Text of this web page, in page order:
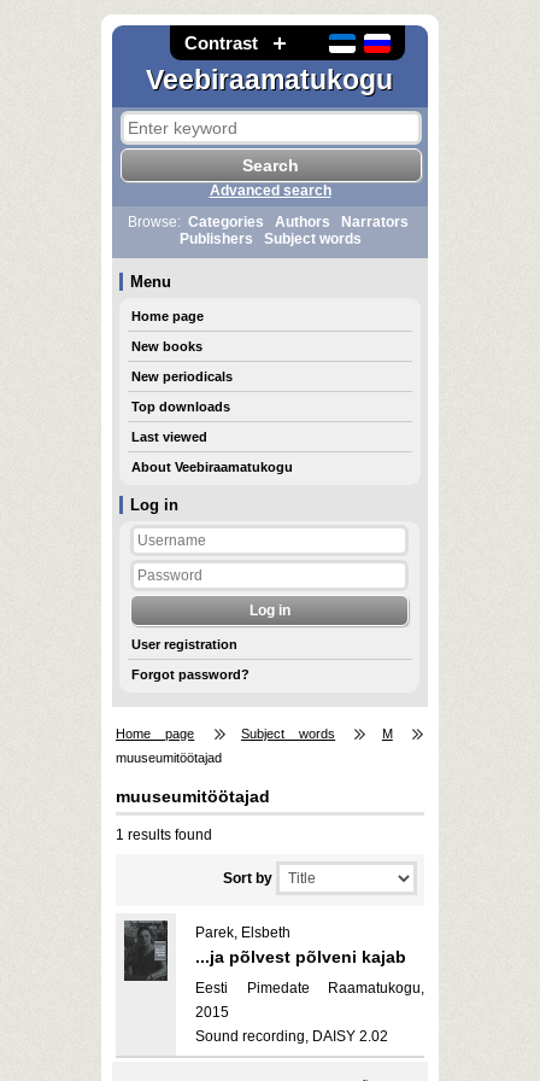
Contrast
Veebiraamatukogu
Log in
User registration
Forgot password?
Advanced search
Browse: Categories Authors
Narrators
Publishers
Subject words
Menu
Home page
New books
New periodicals
Top downloads
Last viewed
About Veebiraamatukogu
Home page Subject words
M
muuseumitöötajad
muuseumitöötajad
1 results found
Sort by
Parek, Elsbeth
...ja põlvest põlveni kajab
Eesti Pimedate Raamatukogu,
2015
Sound recording, DAISY 2.02